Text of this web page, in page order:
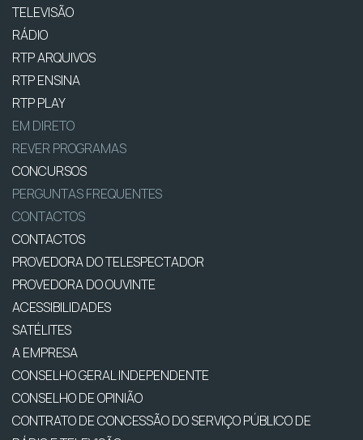
TELEVISÃO
RÁDIO
RTP ARQUIVOS
RTP ENSINA
RTP PLAY
EM DIRETO
REVER PROGRAMAS
CONCURSOS
PERGUNTAS FREQUENTES
CONTACTOS
CONTACTOS
PROVEDORA DO TELESPECTADOR
PROVEDORA DO OUVINTE
ACESSIBILIDADES
SATÉLITES
A EMPRESA
CONSELHO GERAL INDEPENDENTE
CONSELHO DE OPINIÃO
CONTRATO DE CONCESSÃO DO SERVIÇO PÚBLICO DE